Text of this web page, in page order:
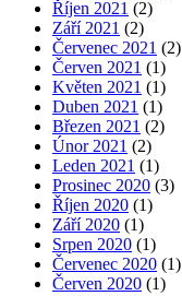
Říjen 2021 (2)
Září 2021 (2)
Červenec 2021 (2)
Červen 2021 (1)
Květen 2021 (1)
Duben 2021 (1)
Březen 2021 (2)
Únor 2021 (2)
Leden 2021 (1)
Prosinec 2020 (3)
Říjen 2020 (1)
Září 2020 (1)
Srpen 2020 (1)
Červenec 2020 (1)
Červen 2020 (1)